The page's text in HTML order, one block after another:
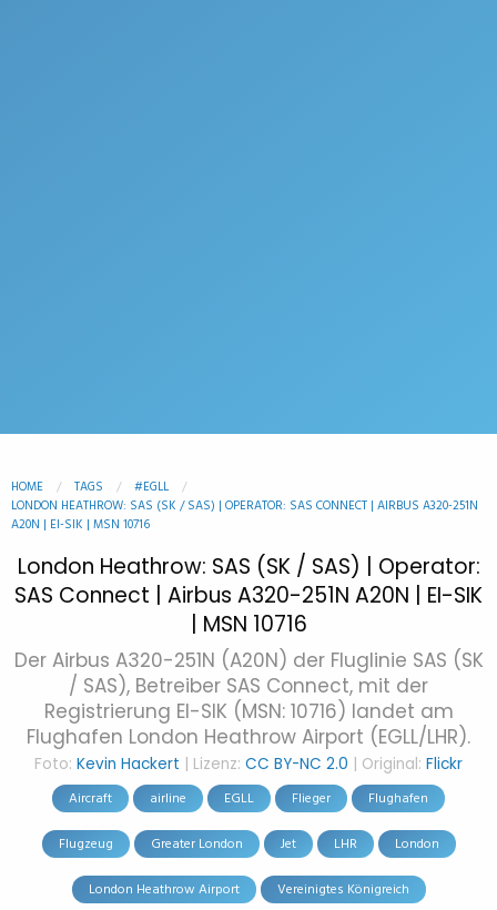
HOME TAGS
#EGLL
LONDON HEATHROW: SAS (SK / SAS) | OPERATOR: SAS CONNECT | AIRBUS A320-251N
A20N | EI-SIK | MSN 10716
London Heathrow: SAS (SK / SAS) | Operator:
SAS Connect | Airbus A320-251N A20N | EI-SIK
| MSN 10716
Der Airbus A320-251N (A20N) der Fluglinie SAS (SK
/ SAS), Betreiber SAS Connect, mit der
Registrierung EI-SIK (MSN: 10716) landet am
Flughafen London Heathrow Airport (EGLL/LHR).
Foto: Kevin Hackert | Lizenz: CC BY-NC 2.0 | Original: Flickr
Aircraft airline EGLL Flieger Flughafen
Flugzeug Greater London Jet LHR London
London Heathrow Airport Vereinigtes Königreich